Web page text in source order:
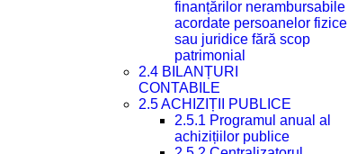
finanțărilor nerambursabile
acordate persoanelor fizice
sau juridice fără scop
patrimonial
2.4 BILANȚURI
CONTABILE
2.5 ACHIZIȚII PUBLICE
2.5.1 Programul anual al
achizițiilor publice